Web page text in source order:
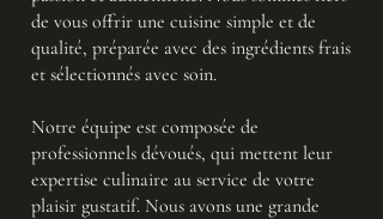
de vous offrir une cuisine simple et de
qualité, préparée avec des ingrédients frais
et sélectionnés avec soin.
Notre équipe est composée de
professionnels dévoués, qui mettent leur
expertise culinaire au service de votre
plaisir gustatif. Nous avons une grande